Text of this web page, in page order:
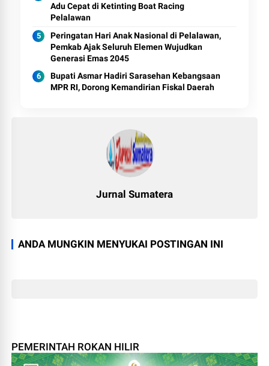
Adu Cepat di Ketinting Boat Racing
Pelalawan
Peringatan Hari Anak Nasional di Pelalawan,
Pemkab Ajak Seluruh Elemen Wujudkan
Generasi Emas 2045
Bupati Asmar Hadiri Sarasehan Kebangsaan
MPR RI, Dorong Kemandirian Fiskal Daerah
Jurnal Sumatera
ANDA MUNGKIN MENYUKAI POSTINGAN INI
PEMERINTAH ROKAN HILIR